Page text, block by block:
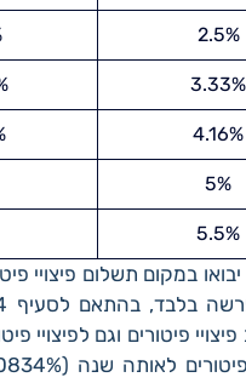
2.5%
3.33%
4.16%
5%
5.5%
במקום תשלום פיצויי
פיטורים וגם לפיצויי